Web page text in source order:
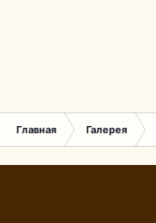
Главная Галерея